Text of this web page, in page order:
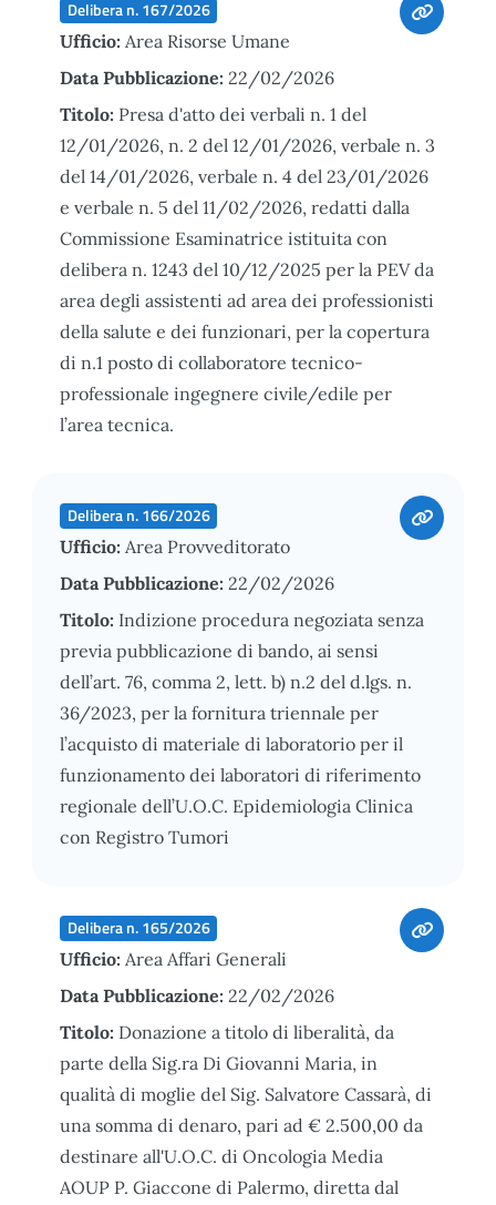
Delibera n. 167/2026
Ufficio: Area Risorse Umane
Data Pubblicazione: 22/02/2026
Titolo: Presa d'atto dei verbali n. 1 del
12/01/2026, n. 2 del 12/01/2026, verbale n. 3
del 14/01/2026, verbale n. 4 del 23/01/2026
e verbale n. 5 del 11/02/2026, redatti dalla
Commissione Esaminatrice istituita con
delibera n. 1243 del 10/12/2025 per la PEV da
area degli assistenti ad area dei professionisti
della salute e dei funzionari, per la copertura
di n.1 posto di collaboratore tecnico-
professionale ingegnere civile/edile per
l’area tecnica.
Delibera n. 166/2026
Ufficio: Area Provveditorato
Data Pubblicazione: 22/02/2026
Titolo: Indizione procedura negoziata senza
previa pubblicazione di bando, ai sensi
dell’art. 76, comma 2, lett. b) n.2 del d.lgs. n.
36/2023, per la fornitura triennale per
l’acquisto di materiale di laboratorio per il
funzionamento dei laboratori di riferimento
regionale dell’U.O.C. Epidemiologia Clinica
con Registro Tumori
Delibera n. 165/2026
Ufficio: Area Affari Generali
Data Pubblicazione: 22/02/2026
Titolo: Donazione a titolo di liberalità, da
parte della Sig.ra Di Giovanni Maria, in
qualità di moglie del Sig. Salvatore Cassarà, di
una somma di denaro, pari ad € 2.500,00 da
destinare all'U.O.C. di Oncologia Media
AOUP P. Giaccone di Palermo, diretta dal